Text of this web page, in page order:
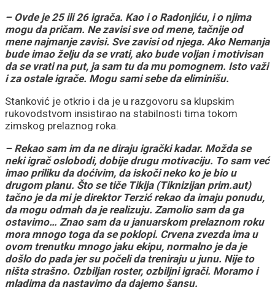
sezoni!
– Ovde je 25 ili 26 igrača. Kao i o Radonjiću, i o njima
mogu da pričam. Ne zavisi sve od mene, tačnije od
mene najmanje zavisi. Sve zavisi od njega. Ako Nemanja
bude imao želju da se vrati, ako bude voljan i motivisan
da se vrati na put, ja sam tu da mu pomognem. Isto važi
i za ostale igrače. Mogu sami sebe da eliminišu.
Stanković je otkrio i da je u razgovoru sa klupskim
rukovodstvom insistirao na stabilnosti tima tokom
zimskog prelaznog roka.
– Rekao sam im da ne diraju igrački kadar. Možda se
neki igrač oslobodi, dobije drugu motivaciju. To sam već
imao priliku da doćivim, da iskoči neko ko je bio u
drugom planu. Što se tiče Tikija (Tiknizijan prim.aut)
tačno je da mi je direktor Terzić rekao da imaju ponudu,
da mogu odmah da je realizuju. Zamolio sam da ga
ostavimo… Znao sam da u januarskom prelaznom roku
mora mnogo toga da se poklopi. Crvena zvezda ima u
ovom trenutku mnogo jaku ekipu, normalno je da je
došlo do pada jer su počeli da treniraju u junu. Nije to
ništa strašno. Ozbiljan roster, ozbiljni igrači. Moramo i
mladima da nastavimo da dajemo šansu.